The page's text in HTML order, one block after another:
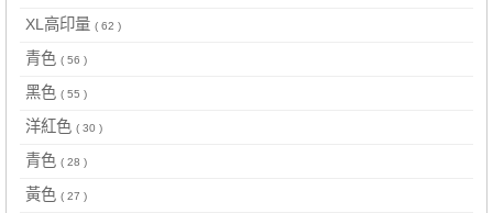
XL高印量 ( 62 )
青色 ( 56 )
黑色 ( 55 )
洋紅色 ( 30 )
青色 ( 28 )
黃色 ( 27 )